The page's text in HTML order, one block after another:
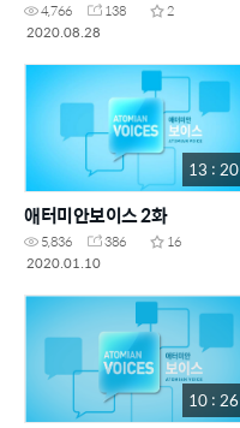
4,766 138
2
2020.08.28
13 : 20
애터미안보이스 2화
5,836 386
16
2020.01.10
10 : 26